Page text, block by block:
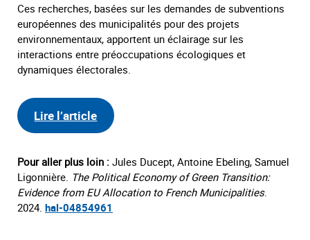
Ces recherches, basées sur les demandes de subventions
européennes des municipalités pour des projets
environnementaux, apportent un éclairage sur les
interactions entre préoccupations écologiques et
dynamiques électorales.
Lire l’article
Pour aller plus loin : Jules Ducept, Antoine Ebeling, Samuel
Ligonnière. The Political Economy of Green Transition:
Evidence from EU Allocation to French Municipalities.
2024. hal-04854961